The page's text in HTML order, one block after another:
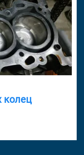
колец